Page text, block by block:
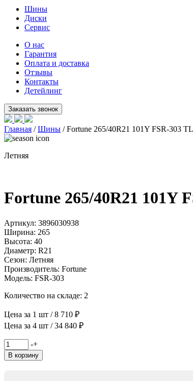
Шины
Диски
Сервис
О нас
Гарантия
Оплата и доставка
Отзывы
Контакты
Детейлинг
Главная /Шины / Fortune 265/40R21 101Y FSR-303 TL
Летняя
Fortune 265/40R21 101Y
Артикул: 3896030938
Ширина: 265
Высота: 40
Диаметр: R21
Сезон: Летняя
Производитель: Fortune
Модель: FSR-303
Количество на складе: 2
Цена за 1 шт / 8 710 ₽
Цена за 4 шт / 34 840 ₽
Количество
товара
Fortune
-+
В корзину